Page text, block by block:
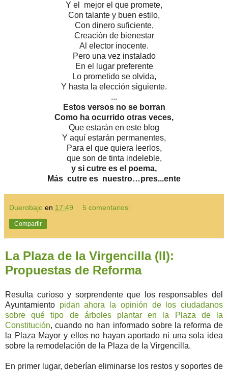
Y el mejor el que promete,
Con talante y buen estilo,
Con dinero suficiente,
Creación de bienestar
Al elector inocente.
Pero una vez instalado
En el lugar preferente
Lo prometido se olvida,
Y hasta la elección siguiente.
...
Estos versos no se borran
Como ha ocurrido otras veces,
Que estarán en este blog
Y aquí estarán permanentes,
Para el que quiera leerlos,
que son de tinta indeleble,
y si cutre es el poema,
Más cutre es nuestro…pres...ente
Duerobajo en 17:49 5 comentarios:
Compartir
La Plaza de la Virgencilla (II):
Propuestas de Reforma
Resulta curioso y sorprendente que los responsables del
Ayuntamiento pidan ahora la opinión de los ciudadanos
sobre qué tipo de árboles plantar en la Plaza de la
Constitución, cuando no han informado sobre la reforma de
la Plaza Mayor y ellos no hayan aportado ni una sola idea
sobre la remodelación de la Plaza de la Virgencilla.
En primer lugar, deberían eliminarse los restos y soportes de